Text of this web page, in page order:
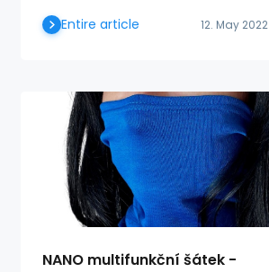
12. May 2022
Entire article
NANO multifunkční šátek -